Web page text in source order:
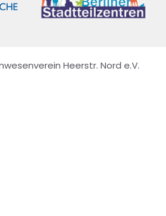
Heerstr. Nord e.V.